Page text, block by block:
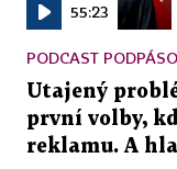
55:23
PODCAST
Utajený
první volby,
reklamu. A